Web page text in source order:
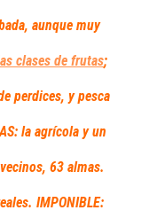
aunque muy
clases de frutas;
perdices, y pesca
la agrícola y un
63 almas.
IMPONIBLE: